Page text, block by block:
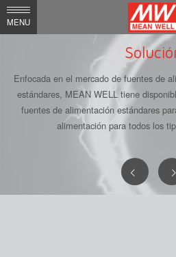
MEAN
WELL
MENU
Enfocada en el mercado de fuentes de
estándares, MEAN WELL tiene
fuentes de alimentación estándares
alimentación para todos los